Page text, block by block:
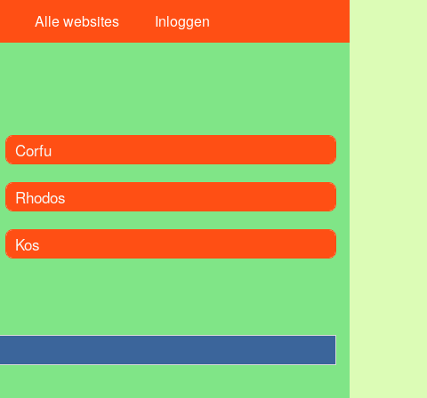
Alle websites Inloggen
Corfu
Rhodos
Kos